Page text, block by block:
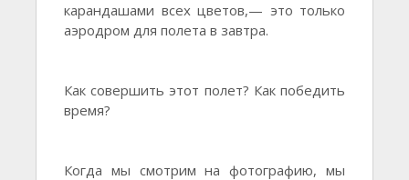
карандашами всех цветов,— это только
аэродром для полета в завтра.
Как совершить этот полет? Как победить
время?
Когда мы смотрим на фотографию, мы